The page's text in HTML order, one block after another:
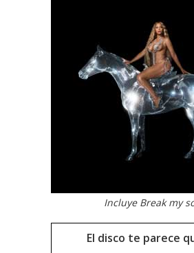
Incluye Break my
El disco te parece